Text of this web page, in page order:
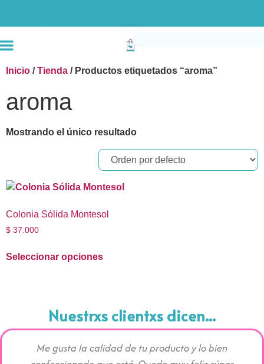
Inicio /Tienda / Productos etiquetados “aroma”
aroma
Mostrando el único resultado
Colonia Sólida Montesol
$ 37.000
Seleccionar opciones
Nuestrxs clientxs dicen...
Me gusta la calidad de tu producto y lo bien